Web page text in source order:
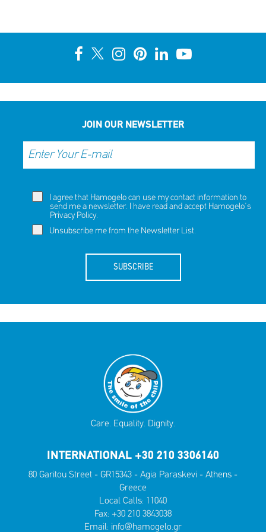
SHARE
REACT
JOIN OUR NEWSLETTER
I agree that Hamogelo can use my contact information to
send me a newsletter. I have read and accept Hamogelo's
Privacy Policy.
Unsubscribe me from the Newsletter List.
SUBSCRIBE
Care. Equality. Dignity.
INTERNATIONAL +30 210 3306140
80 Garitou Street - GR15343 - Agia Paraskevi - Athens -
Greece
Local Calls: 11040
Fax: +30 210 3843038
Email: info@hamogelo.gr